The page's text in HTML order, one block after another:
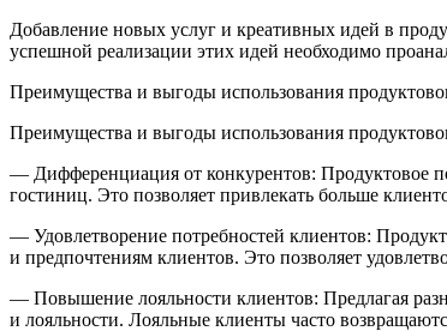
Добавление новых услуг и креативных идей в
успешной реализации этих идей необходимо
Преимущества и выгоды использования
Преимущества и выгоды использования
— Дифференциация от конкурентов: Продуктовое
гостиниц. Это позволяет привлекать больше
— Удовлетворение потребностей клиентов:
и предпочтениям клиентов. Это позволяет
— Повышение лояльности клиентов: Предлагая
и лояльности. Лояльные клиенты часто